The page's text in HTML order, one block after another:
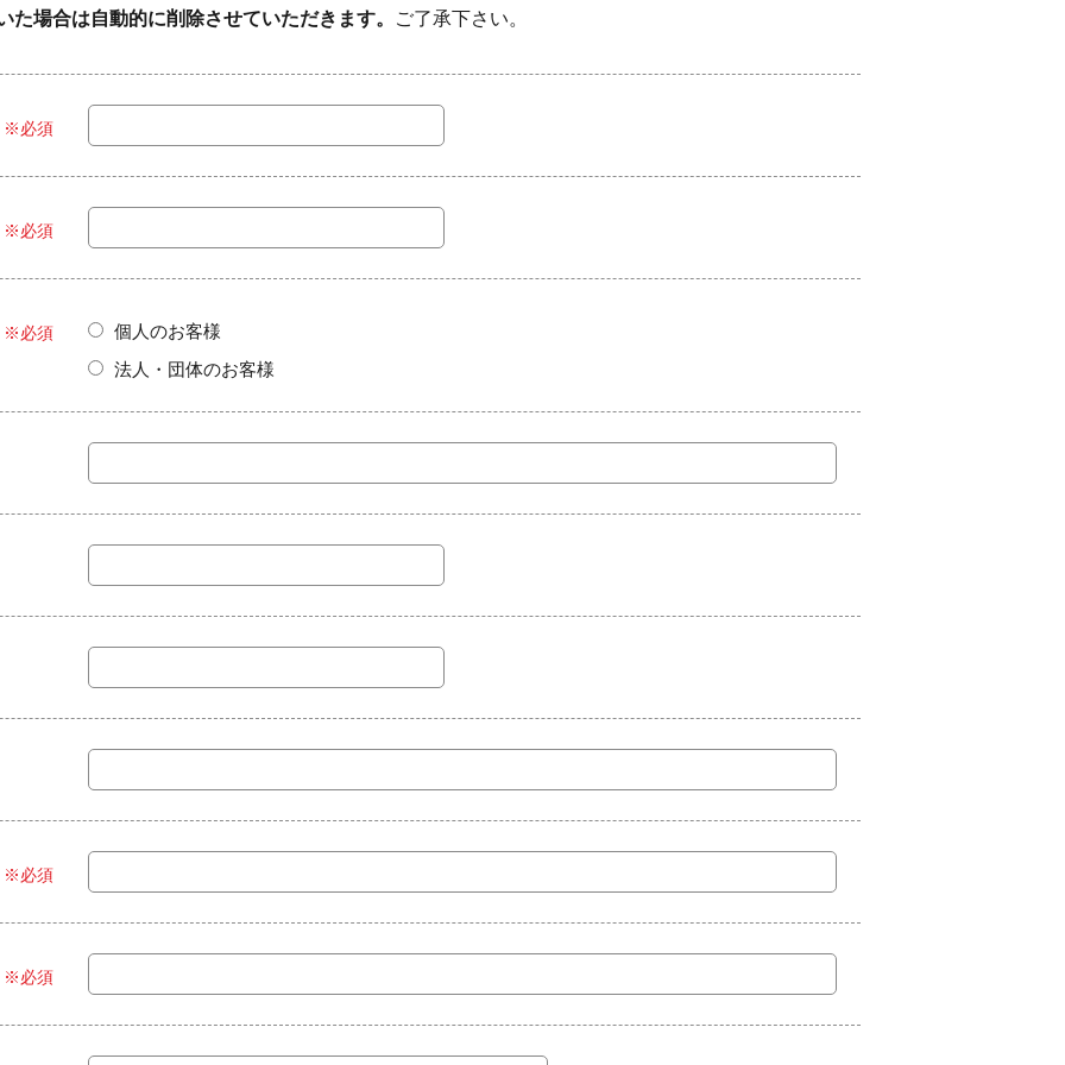
た場合は自動的に削除させていただきます。 ご了承下さい。
※必須
※必須
※必須
個人のお客様
法人・団体のお客様
※必須
※必須